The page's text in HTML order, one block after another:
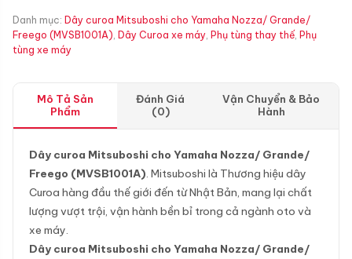
Danh mục: Dây curoa Mitsuboshi cho Yamaha Nozza/ Grande/
Freego (MVSB1001A) Dây Curoa xe máy Phụ tùng thay thế Phụ
tùng xe máy
Mô Tả Sản
Phẩm
Đánh Giá
(0)
Vận Chuyển & Bảo
Hành
Dây curoa Mitsuboshi cho Yamaha Nozza/ Grande/
Freego (MVSB1001A). Mitsuboshi là Thương hiệu dây
Curoa hàng đầu thế giới đến từ Nhật Bản, mang lại chất
lượng vượt trội, vận hành bền bỉ trong cả ngành oto và
xe máy.
Dây curoa Mitsuboshi cho Yamaha Nozza/ Grande/